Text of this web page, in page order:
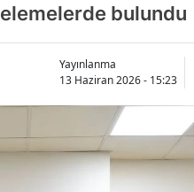
bulundu
Yayınlanma
13 Haziran 2026 - 15:23